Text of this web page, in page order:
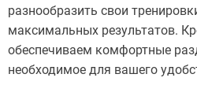
разнообразить свои
максимальных результатов.
обеспечиваем комфортные
необходимое для вашего